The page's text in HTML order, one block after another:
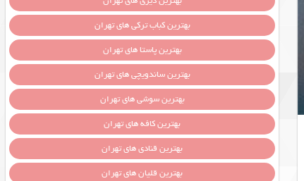
بهترین کباب ترکی های تهران
بهترین پاستا های تهران
بهترین ساندویچی های تهران
بهترین سوشی های تهران
بهترین کافه های تهران
بهترین قنادی های تهران
بهترین قلیان های تهران